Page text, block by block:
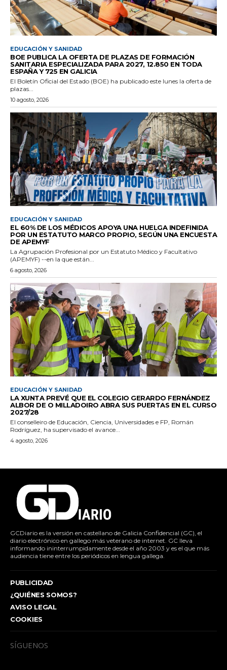
EDUCACIÓN Y SANIDAD
BOE PUBLICA LA OFERTA DE PLAZAS DE FORMACIÓN
SANITARIA ESPECIALIZADA PARA 2027, 12.850 EN TODA
ESPAÑA Y 725 EN GALICIA
El Boletín Oficial del Estado (BOE) ha publicado este lunes la oferta de
plazas...
10 agosto, 2026
EDUCACIÓN Y SANIDAD
EL 60% DE LOS MÉDICOS APOYA UNA HUELGA INDEFINIDA
POR UN ESTATUTO MARCO PROPIO, SEGÚN UNA ENCUESTA
DE APEMYF
La Agrupación Profesional por un Estatuto Médico y Facultativo
(APEMYF) --en la que están...
6 agosto, 2026
EDUCACIÓN Y SANIDAD
LA XUNTA PREVÉ QUE EL COLEGIO GERARDO FERNÁNDEZ
ALBOR DE O MILLADOIRO ABRA SUS PUERTAS EN EL CURSO
2027/28
El conselleiro de Educación, Ciencia, Universidades e FP, Román
Rodríguez, ha supervisado el avance...
4 agosto, 2026
GCDiario es la versión en castellano de Galicia Confidencial (GC), el
diario electrónico en gallego más veterano de internet. GC lleva
informando ininterrumpidamente desde el año 2003 y es el que más
audiencia tiene entre los periódicos en lengua gallega.
PUBLICIDAD
¿QUIÉNES SOMOS?
AVISO LEGAL
COOKIES
SÍGUENOS